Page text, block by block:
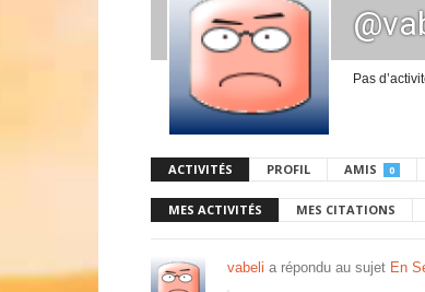
Pas
ACTIVITÉS PROFIL AMIS 0
MES ACTIVITÉS MES CITATIONS
vabeli a répondu au sujet En